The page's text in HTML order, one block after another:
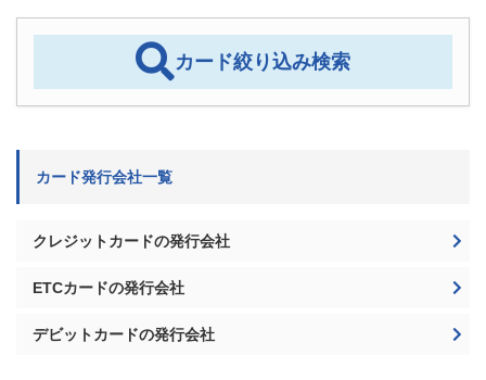
カード絞り込み検索
カード発行会社一覧
クレジットカードの発行会社
ETCカードの発行会社
デビットカードの発行会社